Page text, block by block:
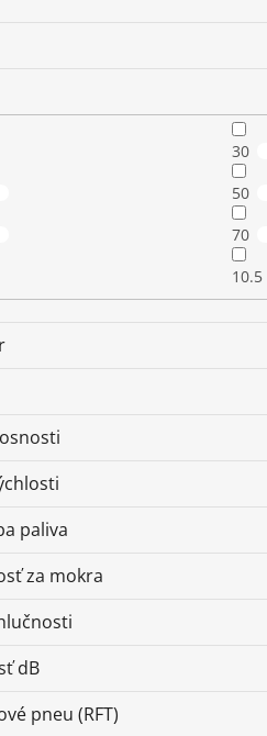
30
50
70
10.5
paliva
za mokra
dB
pneu (RFT)